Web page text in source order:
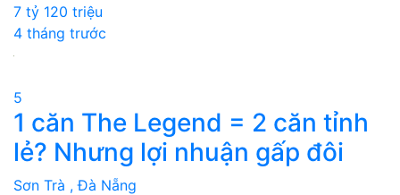
7 tỷ 120 triệu
4 tháng trước
5
1 căn The Legend = 2 căn tỉnh
lẻ? Nhưng lợi nhuận gấp đôi
Sơn Trà , Đà Nẵng